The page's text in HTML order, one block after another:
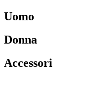
Uomo
Donna
Accessori